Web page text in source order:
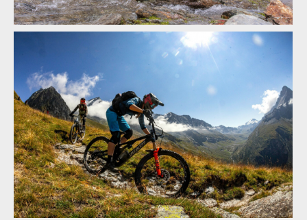
ENDURO2 se v roce 2025 pojede v Meribelu a Verbieru
ENDURO2 se v roce 2025 pojede v Meribelu a Verbieru
ENDURO2 se v roce 2025 pojede v Meribelu a Verbieru
ENDURO2 se v roce 2025 pojede v Meribelu a Verbieru